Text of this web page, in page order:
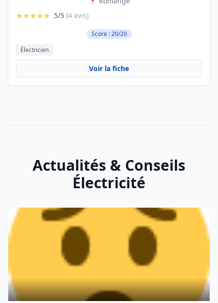
★★★★★ 5/5 (4 avis)
Score : 20/20
Électricien
Voir la fiche
Actualités & Conseils
Électricité